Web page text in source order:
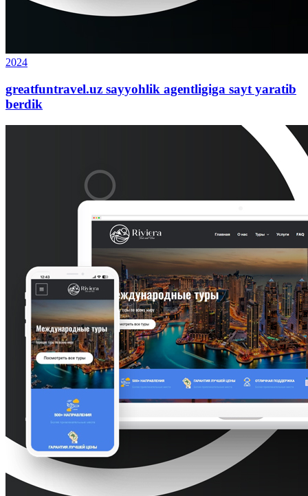
2024
greatfuntravel.uz sayyohlik agentligiga sayt yaratib
berdik